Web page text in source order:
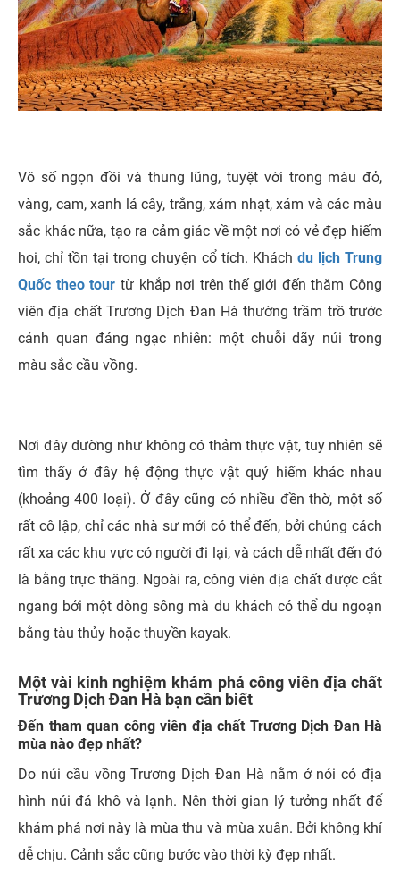
Vô số ngọn đồi và thung lũng, tuyệt vời trong màu đỏ,
vàng, cam, xanh lá cây, trắng, xám nhạt, xám và các màu
sắc khác nữa, tạo ra cảm giác về một nơi có vẻ đẹp hiếm
hoi, chỉ tồn tại trong chuyện cổ tích. Khách du lịch Trung
Quốc theo tour từ khắp nơi trên thế giới đến thăm Công
viên địa chất Trương Dịch Đan Hà thường trầm trồ trước
cảnh quan đáng ngạc nhiên: một chuỗi dãy núi trong
màu sắc cầu vồng.
Nơi đây dường như không có thảm thực vật, tuy nhiên sẽ
tìm thấy ở đây hệ động thực vật quý hiếm khác nhau
(khoảng 400 loại). Ở đây cũng có nhiều đền thờ, một số
rất cô lập, chỉ các nhà sư mới có thể đến, bởi chúng cách
rất xa các khu vực có người đi lại, và cách dễ nhất đến đó
là bằng trực thăng. Ngoài ra, công viên địa chất được cắt
ngang bởi một dòng sông mà du khách có thể du ngoạn
bằng tàu thủy hoặc thuyền kayak.
Một vài kinh nghiệm khám phá công viên địa chất
Trương Dịch Đan Hà bạn cần biết
Đến tham quan công viên địa chất Trương Dịch Đan Hà
mùa nào đẹp nhất?
Do núi cầu vồng Trương Dịch Đan Hà nằm ở nói có địa
hình núi đá khô và lạnh. Nên thời gian lý tưởng nhất để
khám phá nơi này là mùa thu và mùa xuân. Bởi không khí
dễ chịu. Cảnh sắc cũng bước vào thời kỳ đẹp nhất.